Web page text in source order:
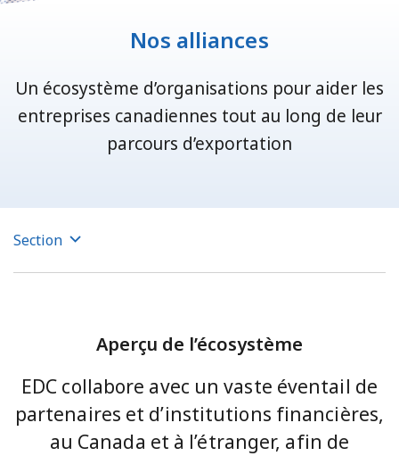
Nos alliances
Un écosystème d’organisations pour aider les
entreprises canadiennes tout au long de leur
parcours d’exportation
Section
Aperçu de l’écosystème
EDC collabore avec un vaste éventail de
partenaires et d’institutions financières,
au Canada et à l’étranger, afin de